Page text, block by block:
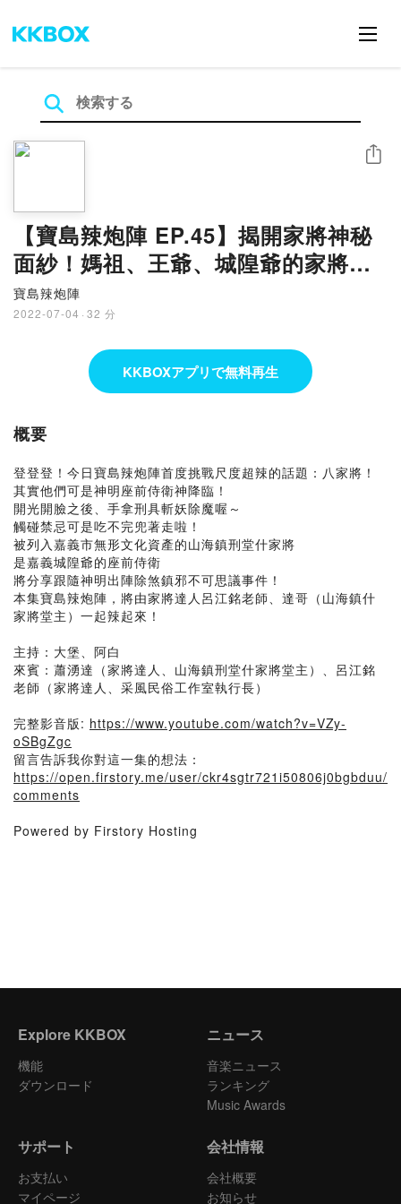
【寶島辣炮陣 EP.45】揭開家將神秘
面紗！媽祖、王爺、城隍爺的家將都
不同？ 八家達人呂江老師、山海鎮什
家將堂主一起辣起來(下)
寶島辣炮陣
2022-07-04 · 32 分
シェア
KKBOXアプリで無料再生
概要
登登登！今日寶島辣炮陣首度挑戰尺度超辣的話題：八家將！
其實他們可是神明座前侍衛神降臨！
開光開臉之後、手拿刑具斬妖除魔喔～
觸碰禁忌可是吃不完兜著走啦！
被列入嘉義市無形文化資產的山海鎮刑堂什家將
是嘉義城隍爺的座前侍衛
將分享跟隨神明出陣除煞鎮邪不可思議事件！
本集寶島辣炮陣，將由家將達人呂江銘老師、達哥（山海鎮什
家將堂主）一起辣起來！
主持：大堡、阿白
來賓：蕭湧達（家將達人、山海鎮刑堂什家將堂主）、呂江銘
老師（家將達人、采風民俗工作室執行長）
完整影音版: https://www.youtube.com/watch?v=VZy-
oSBgZgc
留言告訴我你對這一集的想法：
https://open.firstory.me/user/ckr4sgtr721i50806j0bgbduu/
comments
Powered by Firstory Hosting
Explore KKBOX
機能
ダウンロード
ニュース
音楽ニュース
ランキング
Music Awards
サポート
お支払い
マイページ
会社情報
会社概要
お知らせ